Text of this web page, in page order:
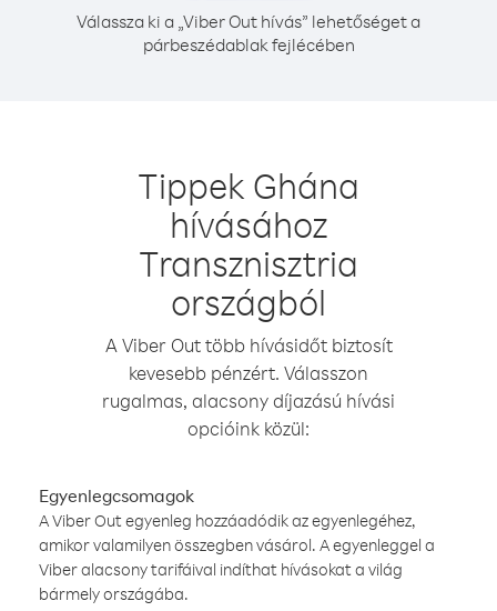
Válassza ki a „Viber Out hívás” lehetőséget a
párbeszédablak fejlécében
Tippek Ghána
hívásához
Transznisztria
országból
A Viber Out több hívásidőt biztosít
kevesebb pénzért. Válasszon
rugalmas, alacsony díjazású hívási
opcióink közül:
Egyenlegcsomagok
A Viber Out egyenleg hozzáadódik az egyenlegéhez,
amikor valamilyen összegben vásárol. A egyenleggel a
Viber alacsony tarifáival indíthat hívásokat a világ
bármely országába.